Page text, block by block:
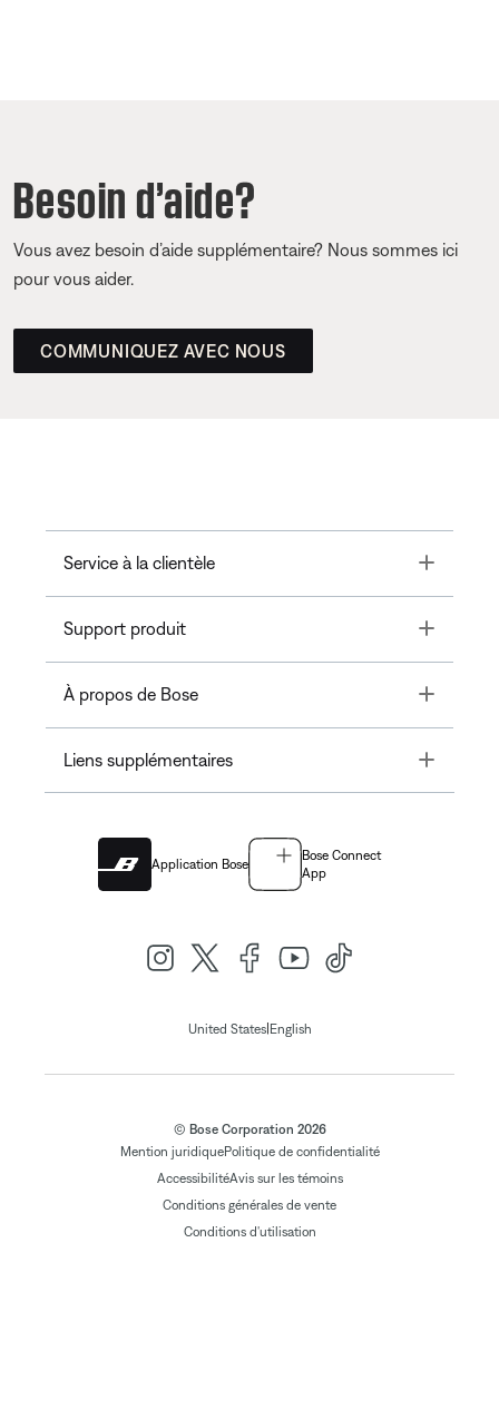
Besoin d’aide?
Vous avez besoin d’aide supplémentaire? Nous sommes ici
pour vous aider.
COMMUNIQUEZ AVEC NOUS
Service à la clientèle Toggle
Support produit Toggle
À propos de Bose Toggle
Liens supplémentaires Toggle
Application Bose
Bose Connect
App
United States| English
© Bose Corporation 2026
Mention juridiquePolitique de confidentialité
AccessibilitéAvis sur les témoins
Conditions générales de vente
Conditions d'utilisation